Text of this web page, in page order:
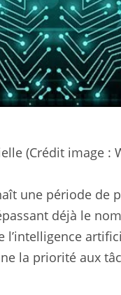
(Crédit image :
une période de
déjà le
la priorité aux